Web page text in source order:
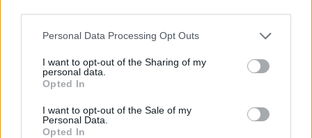
Personal Data Processing Opt Outs
I want to opt-out of the Sharing of my
personal data.
Opted In
I want to opt-out of the Sale of my
Personal Data.
Opted In